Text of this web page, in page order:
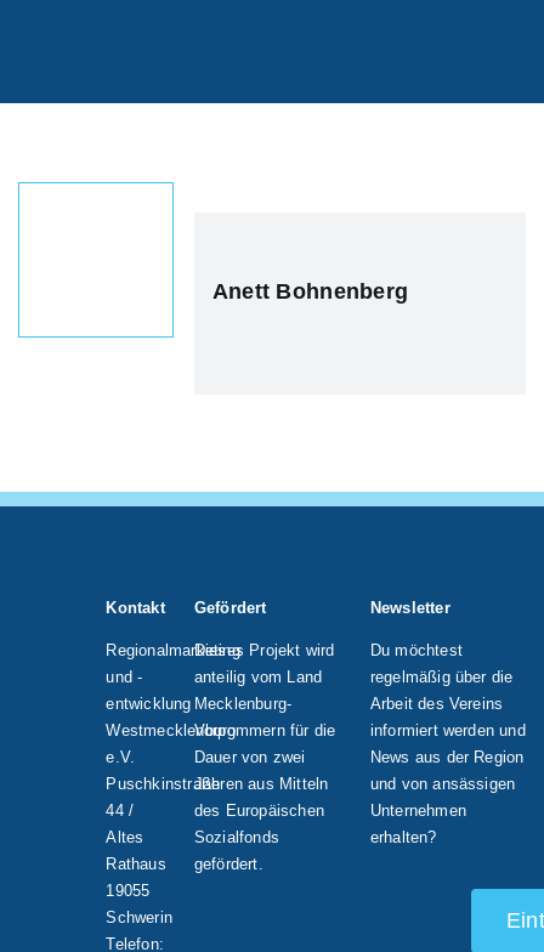
Anett Bohnenberg
Kontakt
Regionalmarketing
und -
entwicklung
Westmecklenburg
e.V.
Puschkinstraße
44 /
Altes
Rathaus
19055
Schwerin
Telefon:
Gefördert
Dieses Projekt wird
anteilig vom Land
Mecklenburg-
Vorpommern für die
Dauer von zwei
Jahren aus Mitteln
des Europäischen
Sozialfonds
gefördert.
Newsletter
Du möchtest
regelmäßig über die
Arbeit des Vereins
informiert werden und
News aus der Region
und von ansässigen
Unternehmen
erhalten?